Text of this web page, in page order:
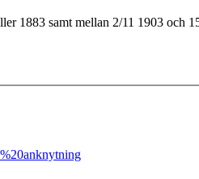
1883 samt mellan 2/11 1903 och